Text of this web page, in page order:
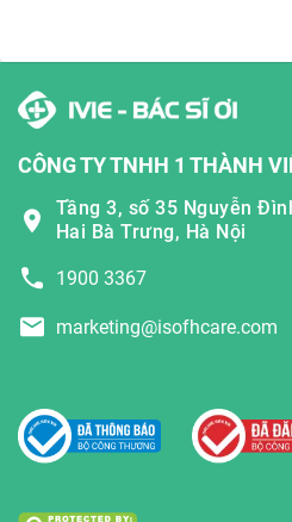
CÔNG TY TNHH 1 THÀNH
Tầng 3, số 35 Nguyễn
Hai Bà Trưng, Hà Nội
1900 3367
marketing@isofhcare.com